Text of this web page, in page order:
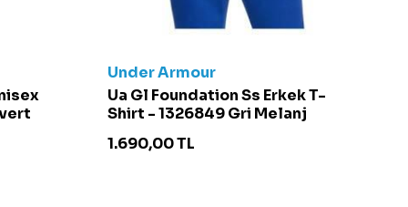
Under Armour
Ua Gl Foundation Ss Erkek T-
Shirt - 1326849 Gri Melanj
1.690,00TL